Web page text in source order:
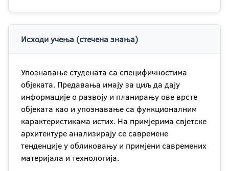
Исходи учења (стечена знања)
Упознавање студената са специфичностима
објеката. Предавања имају за циљ да дају
информације о развоју и планирању ове врсте
објеката као и упознавање са функционалним
карактеристикама истих. На примјерима свјетске
архитектуре анализирају се савремене
тенденције у обликовању и примјени савремених
материјала и технологија.